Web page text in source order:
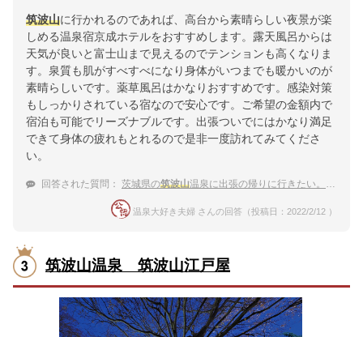
筑波山に行かれるのであれば、高台から素晴らしい夜景が楽
しめる温泉宿京成ホテルをおすすめします。露天風呂からは
天気が良いと富士山まで見えるのでテンションも高くなりま
す。泉質も肌がすべすべになり身体がいつまでも暖かいのが
素晴らしいです。薬草風呂はかなりおすすめです。感染対策
もしっかりされている宿なので安心です。ご希望の金額内で
宿泊も可能でリーズナブルです。出張ついでにはかなり満足
できて身体の疲れもとれるので是非一度訪れてみてくださ
い。
回答された質問： 茨城県の筑波山温泉に出張の帰りに行きたい。おすすめを教えて下さい。
温泉大好き夫婦 さんの回答（投稿日：2022/2/12 ）
筑波山温泉 筑波山江戸屋